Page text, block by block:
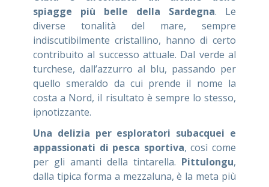
spiagge più belle della Sardegna. Le
diverse tonalità del mare, sempre
indiscutibilmente cristallino, hanno di certo
contribuito al successo attuale. Dal verde al
turchese, dall’azzurro al blu, passando per
quello smeraldo da cui prende il nome la
costa a Nord, il risultato è sempre lo stesso,
ipnotizzante.
Una delizia per esploratori subacquei e
appassionati di pesca sportiva, così come
per gli amanti della tintarella. Pittulongu,
dalla tipica forma a mezzaluna, è la meta più